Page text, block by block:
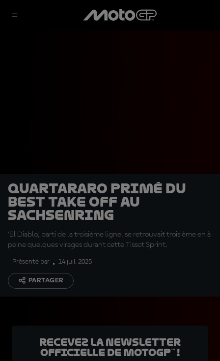
Quartararo primé du
Best Take Off au
Sachsenring
'El Diablo', parti de la troisième ligne, se retrouvait troisième en à
peine quelques virages durant cette Tissot Sprint.
Présenté par 14 juil. 2025
PARTAGER
Recevez la Newsletter
officielle de MotoGP™ !